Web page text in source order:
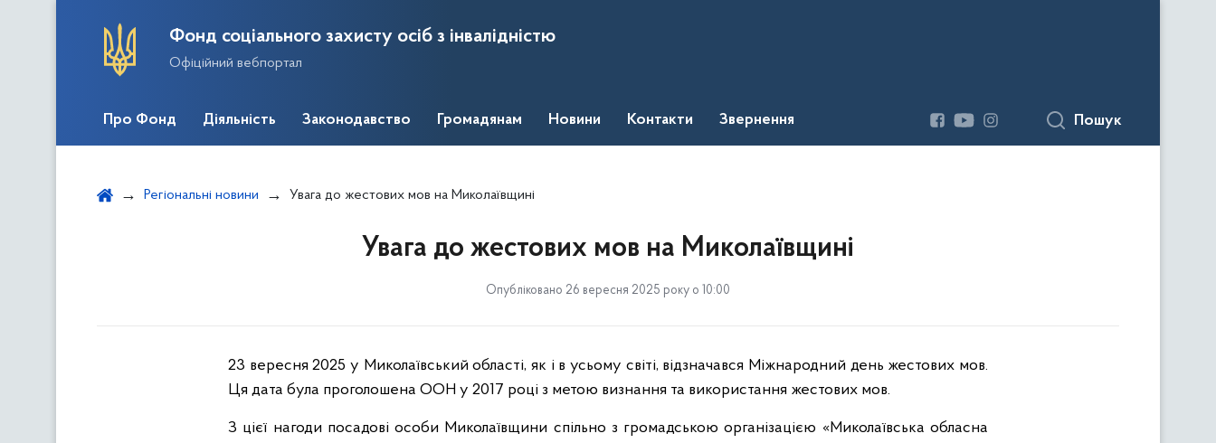
Фонд соціального захисту осіб з інвалідністю
Офіційний вебпортал
Про Фонд Діяльність Законодавство Громадянам Новини Контакти Звернення Пошук
Регіональні новини Увага до жестових мов на Миколаївщині
Увага до жестових мов на Миколаївщині
Опубліковано 26 вересня 2025 року о 10:00
23 вересня 2025 у Миколаївський області, як і в усьому світі, відзначався Міжнародний день жестових мов.
Ця дата була проголошена ООН у 2017 році з метою визнання та використання жестових мов.
З цієї нагоди посадові особи Миколаївщини спільно з громадською організацією «Миколаївська обласна